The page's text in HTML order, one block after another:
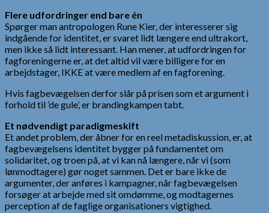
Flere udfordringer end bare én
Spørger man antropologen Rune Kier, der interesserer sig
indgående for identitet, er svaret lidt længere end ultrakort,
men ikke så lidt interessant. Han mener, at udfordringen for
fagforeningerne er, at det altid vil være billigere for en
arbejdstager, IKKE at være medlem af en fagforening.
Hvis fagbevægelsen derfor slår på prisen som et argument i
forhold til ’de gule’, er brandingkampen tabt.
Et nødvendigt paradigmeskift
Et andet problem, der åbner for en reel metadiskussion, er, at
fagbevægelsens identitet bygger på fundamentet om
solidaritet, og troen på, at vi kan nå længere, når vi (som
lønmodtagere) gør noget sammen. Det er bare ikke de
argumenter, der anføres i kampagner, når fagbevægelsen
forsøger at arbejde med sit omdømme, og modtagernes
perception af de faglige organisationers vigtighed.